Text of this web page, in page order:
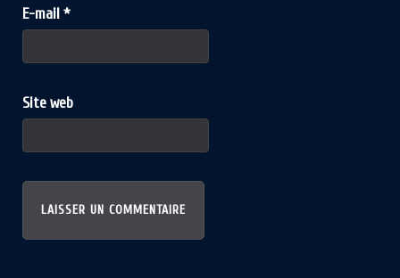
E-mail *
Site web